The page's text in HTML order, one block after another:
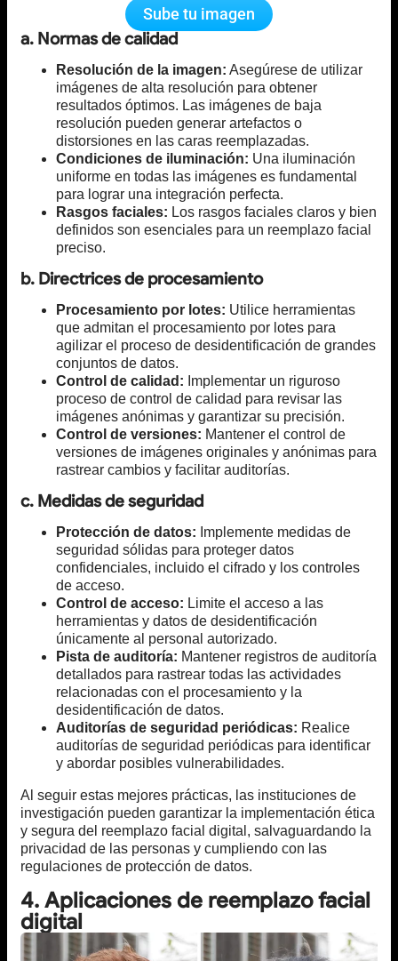
Sube tu imagen
a. Normas de calidad
Resolución de la imagen: Asegúrese de utilizar
imágenes de alta resolución para obtener
resultados óptimos. Las imágenes de baja
resolución pueden generar artefactos o
distorsiones en las caras reemplazadas.
Condiciones de iluminación: Una iluminación
uniforme en todas las imágenes es fundamental
para lograr una integración perfecta.
Rasgos faciales: Los rasgos faciales claros y bien
definidos son esenciales para un reemplazo facial
preciso.
b. Directrices de procesamiento
Procesamiento por lotes: Utilice herramientas
que admitan el procesamiento por lotes para
agilizar el proceso de desidentificación de grandes
conjuntos de datos.
Control de calidad: Implementar un riguroso
proceso de control de calidad para revisar las
imágenes anónimas y garantizar su precisión.
Control de versiones: Mantener el control de
versiones de imágenes originales y anónimas para
rastrear cambios y facilitar auditorías.
c. Medidas de seguridad
Protección de datos: Implemente medidas de
seguridad sólidas para proteger datos
confidenciales, incluido el cifrado y los controles
de acceso.
Control de acceso: Limite el acceso a las
herramientas y datos de desidentificación
únicamente al personal autorizado.
Pista de auditoría: Mantener registros de auditoría
detallados para rastrear todas las actividades
relacionadas con el procesamiento y la
desidentificación de datos.
Auditorías de seguridad periódicas: Realice
auditorías de seguridad periódicas para identificar
y abordar posibles vulnerabilidades.
Al seguir estas mejores prácticas, las instituciones de
investigación pueden garantizar la implementación ética
y segura del reemplazo facial digital, salvaguardando la
privacidad de las personas y cumpliendo con las
regulaciones de protección de datos.
4. Aplicaciones de reemplazo facial
digital